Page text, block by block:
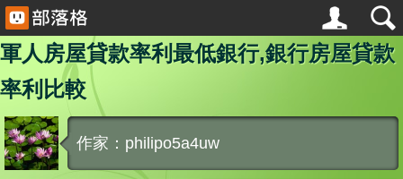
軍人房屋貸款率利最低銀行,銀行房屋貸款
率利比較
作家：philipo5a4uw